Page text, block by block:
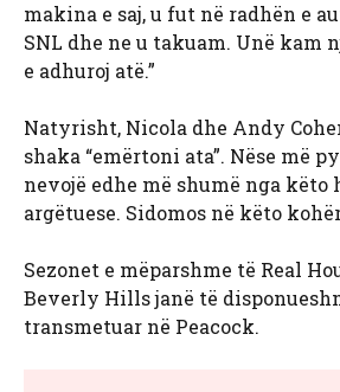
makina e saj, u fut në radhën e
SNL dhe ne u takuam. Unë kam
e adhuroj atë.”
Natyrisht, Nicola dhe Andy
shaka “emërtoni ata”. Nëse më
nevojë edhe më shumë nga
argëtuese. Sidomos në këto
Sezonet e mëparshme të Real
Beverly Hills janë të
transmetuar në Peacock.